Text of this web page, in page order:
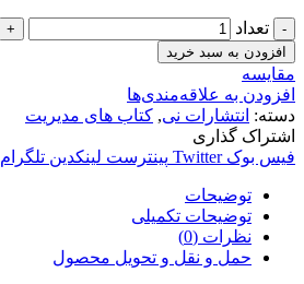
تعداد
افزودن به سبد خرید
مقایسه
افزودن به علاقه‌مندی‌ها
دسته: انتشارات نی, کتاب های مدیریت
اشتراک گذاری
فیس بوک Twitter پینترست لینکدین تلگرام
توضیحات
توضیحات تکمیلی
نظرات (0)
حمل و نقل و تحویل محصول